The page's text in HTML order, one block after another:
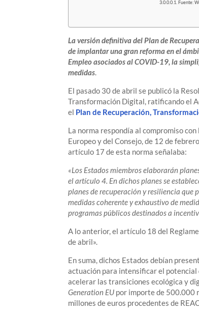
Fuente:
La versión definitiva del Plan de
de implantar una gran reforma en el
Empleo asociados al COVID-19, la
medidas.
El pasado 30 de abril se publicó la
Transformación Digital, ratificando el
el Plan de Recuperación,
La norma respondía al compromiso
Europeo y del Consejo, de 12 de
artículo 17 de esta norma señalaba:
«Los Estados miembros elaborarán
el artículo 4. En dichos planes se
planes de recuperación y resiliencia
medidas coherente y exhaustivo de
programas públicos destinados a
A lo anterior, el artículo 18 del
de abril».
En suma, dichos Estados debían
actuación para intensificar el potencial
acelerar las transiciones ecológica y
Generation EU por importe de 500.000
millones de euros procedentes de